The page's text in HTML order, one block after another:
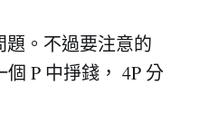
。不過要注意的
P 中掙錢， 4P 分